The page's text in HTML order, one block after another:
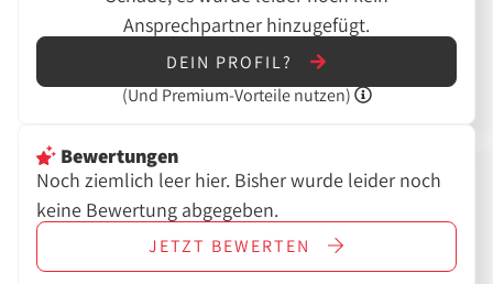
Ansprechpartner hinzugefügt.
DEIN PROFIL?
(Und Premium-Vorteile nutzen)
Bewertungen
Noch ziemlich leer hier. Bisher wurde leider noch
keine Bewertung abgegeben.
JETZT BEWERTEN